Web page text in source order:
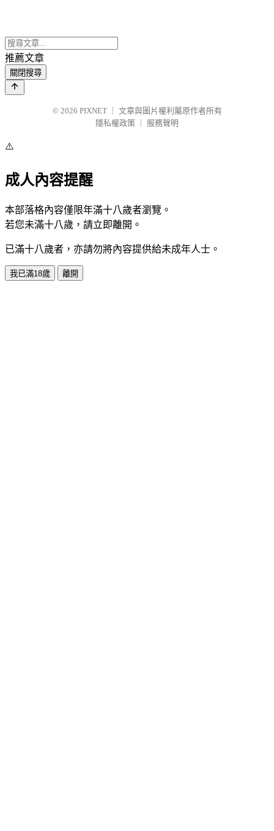
推薦文章
關閉搜尋
© 2026 PIXNET
文章與圖片權利屬原作者所有
隱私權政策
服務聲明
⚠️
成人內容提醒
本部落格內容僅限年滿十八歲者瀏覽。
若您未滿十八歲，請立即離開。
已滿十八歲者，亦請勿將內容提供給未成年人士。
我已滿18歲 離開